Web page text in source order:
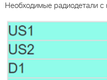
Необходимые радиодетали с